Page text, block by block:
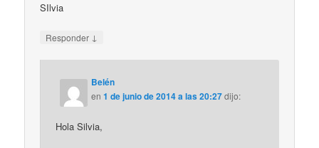
SIlvia
Responder ↓
Belén
en1 de junio de 2014 a las 20:27dijo:
Hola Silvia,